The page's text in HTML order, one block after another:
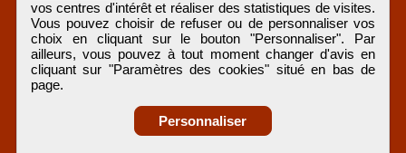
vos centres d'intérêt et réaliser des statistiques de visites.
Vous pouvez choisir de refuser ou de personnaliser vos
choix en cliquant sur le bouton "Personnaliser". Par
ailleurs, vous pouvez à tout moment changer d'avis en
cliquant sur "Paramètres des cookies" situé en bas de
page.
Personnaliser